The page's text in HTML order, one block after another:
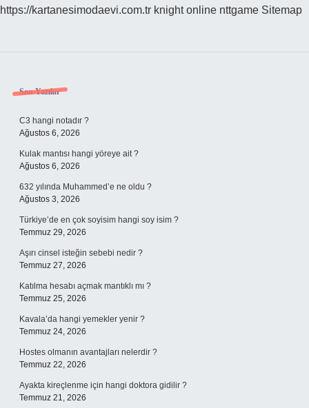
https://kartanesimodaevi.com.tr knight online nttgame Sitemap
Sidebar
Son Yazılar
C3 hangi notadır ?
Ağustos 6, 2026
Kulak mantısı hangi yöreye ait ?
Ağustos 6, 2026
632 yılında Muhammed’e ne oldu ?
Ağustos 3, 2026
Türkiye’de en çok soyisim hangi soy isim ?
Temmuz 29, 2026
Aşırı cinsel isteğin sebebi nedir ?
Temmuz 27, 2026
Katılma hesabı açmak mantıklı mı ?
Temmuz 25, 2026
Kavala’da hangi yemekler yenir ?
Temmuz 24, 2026
Hostes olmanın avantajları nelerdir ?
Temmuz 22, 2026
Ayakta kireçlenme için hangi doktora gidilir ?
Temmuz 21, 2026